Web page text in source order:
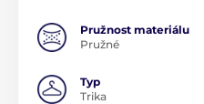
Pružnost materiálu
Pružné
Typ
Trika